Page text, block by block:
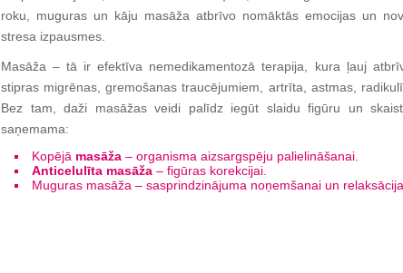
roku, muguras un kāju masāža atbrīvo nomāktās emocijas un
stresa izpausmes.
Masāža – tā ir efektīva nemedikamentozā terapija, kura ļauj
stipras migrēnas, gremošanas traucējumiem, artrīta, astmas,
Bez tam, daži masāžas veidi palīdz iegūt slaidu figūru un
saņemama:
Kopējā masāža – organisma aizsargspēju palielināšanai.
Anticelulīta masāža – figūras korekcijai.
Muguras masāža – sasprindzinājuma noņemšanai un